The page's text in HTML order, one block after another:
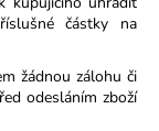
částky na
žádnou zálohu či
odesláním zboží